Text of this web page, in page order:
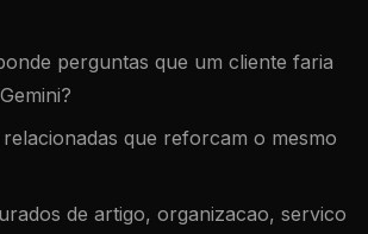
perguntas que um cliente faria
relacionadas que reforcam o mesmo
de artigo, organizacao, servico